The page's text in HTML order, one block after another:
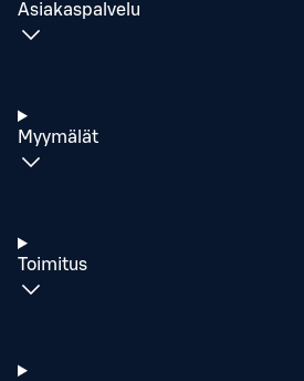
Asiakaspalvelu
Myymälät
Toimitus